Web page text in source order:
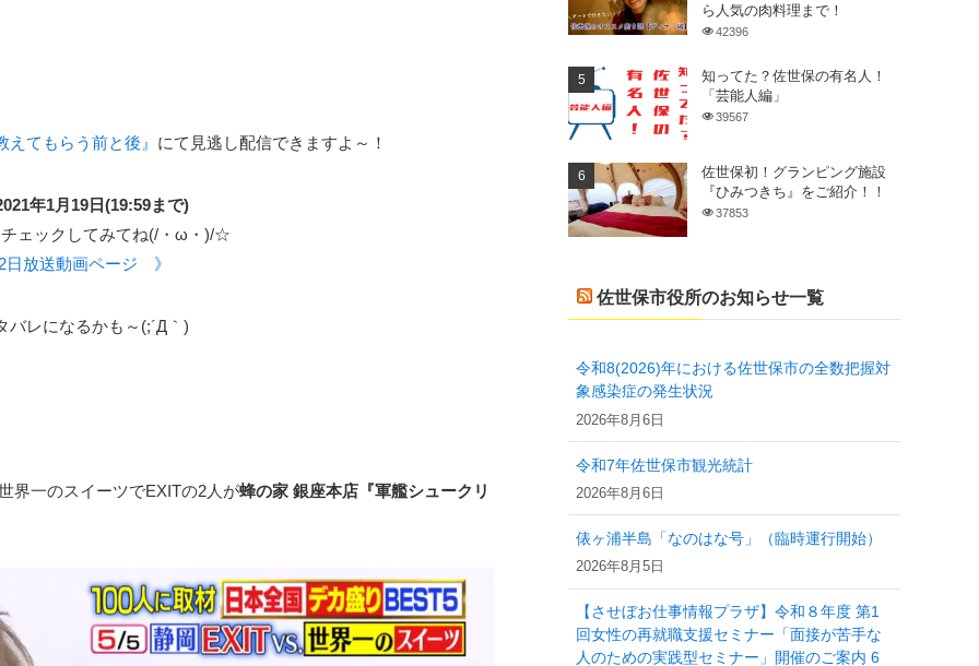
えてもらう前と後』 にて見逃し配信できますよ～！
年1月19日(19:59まで)
ェックしてみてね(/・ω・)/☆
放送動画ページ 》
レになるかも～(;´Д｀)
界一のスイーツでEXITの2人が蜂の家 銀座本店『軍艦シュークリ
ら人気の肉料理まで！
42396
知ってた？佐世保の有名人！
「芸能人編」
39567
佐世保初！グランピング施設
『ひみつきち』をご紹介！！
37853
佐世保市役所のお知らせ一覧
令和8(2026)年における佐世保市の全数把握対
象感染症の発生状況
2026年8月6日
令和7年佐世保市観光統計
2026年8月6日
俵ヶ浦半島「なのはな号」（臨時運行開始）
2026年8月5日
【させぼお仕事情報プラザ】令和８年度 第1
回女性の再就職支援セミナー「面接が苦手な
人のための実践型セミナー」開催のご案内 6